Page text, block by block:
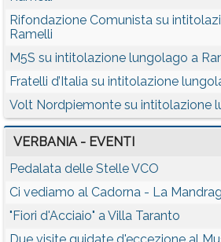
Rifondazione Comunista su
Ramelli
M5S su intitolazione lungolago a
Fratelli d’Italia su intitolazione
Volt Nordpiemonte su intitolazione
VERBANIA - EVENTI
Pedalata delle Stelle VCO
Ci vediamo al Cadorna - La
"Fiori d'Acciaio" a Villa Taranto